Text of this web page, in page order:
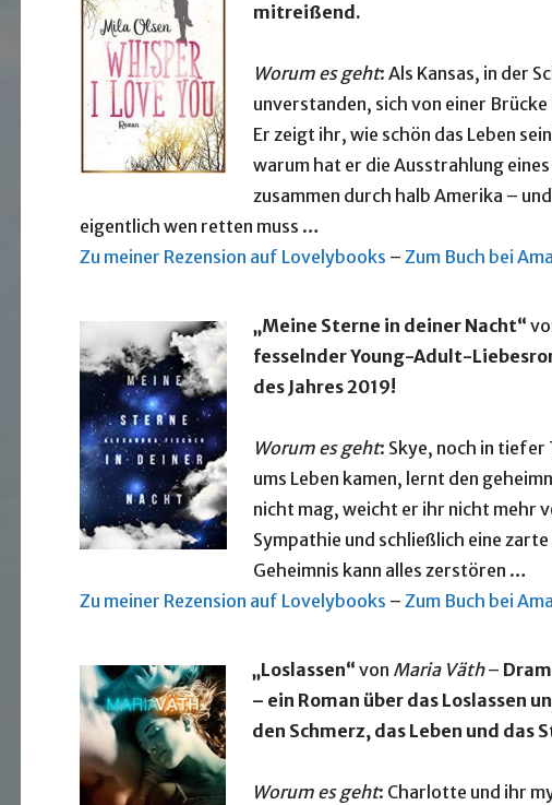
mitreißend.
Worum es geht: Als Kansas, in der
unverstanden, sich von einer
Er zeigt ihr, wie schön das Leben
warum hat er die Ausstrahlung
zusammen durch halb Amerika –
eigentlich wen retten muss …
Zu meiner Rezension auf Lovelybooks – Zum Buch bei
„Meine Sterne in deiner Nacht“
fesselnder Young-Adult-
des Jahres 2019!
Worum es geht: Skye, noch in tiefer
ums Leben kamen, lernt den
nicht mag, weicht er ihr nicht mehr
Sympathie und schließlich eine
Geheimnis kann alles zerstören …
Zu meiner Rezension auf Lovelybooks – Zum Buch bei
„Loslassen“ von Maria Väth–
– ein Roman über das Loslassen
den Schmerz, das Leben und das
Worum es geht: Charlotte und ihr